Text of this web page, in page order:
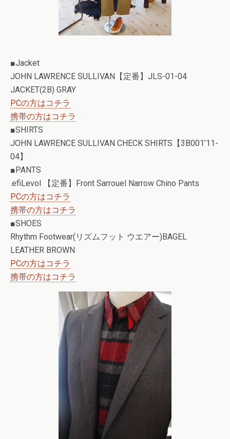
■Jacket
JOHN LAWRENCE SULLIVAN【定番】JLS-01-04
JACKET(2B) GRAY
PCの方はコチラ
携帯の方はコチラ
■SHIRTS
JOHN LAWRENCE SULLIVAN CHECK SHIRTS【3B001’11-
04】
■PANTS
.efiLevol 【定番】Front Sarrouel Narrow Chino Pants
PCの方はコチラ
携帯の方はコチラ
■SHOES
Rhythm Footwear(リズムフット ウエアー)BAGEL
LEATHER BROWN
PCの方はコチラ
携帯の方はコチラ